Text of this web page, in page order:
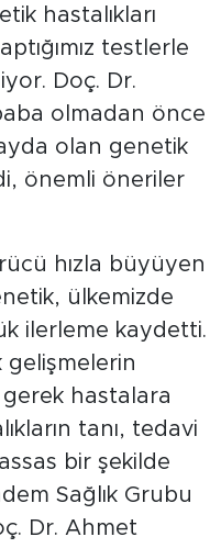
hastalıkları
testlerle
Doç. Dr.
olmadan önce
olan genetik
önemli öneriler
hızla büyüyen
ülkemizde
ilerleme kaydetti.
gelişmelerin
gerek hastalara
tanı, tedavi
bir şekilde
Sağlık Grubu
Dr. Ahmet